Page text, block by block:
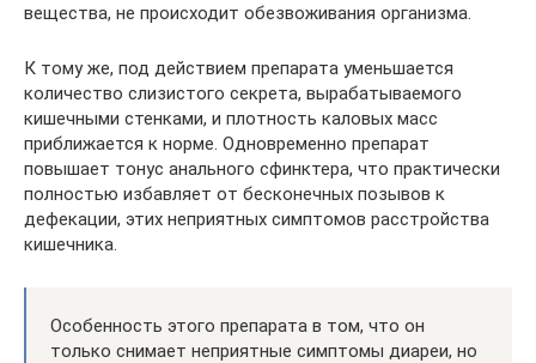
вещества, не происходит обезвоживания организма.
К тому же, под действием препарата уменьшается
количество слизистого секрета, вырабатываемого
кишечными стенками, и плотность каловых масс
приближается к норме. Одновременно препарат
повышает тонус анального сфинктера, что практически
полностью избавляет от бесконечных позывов к
дефекации, этих неприятных симптомов расстройства
кишечника.
Особенность этого препарата в том, что он
только снимает неприятные симптомы диареи, но